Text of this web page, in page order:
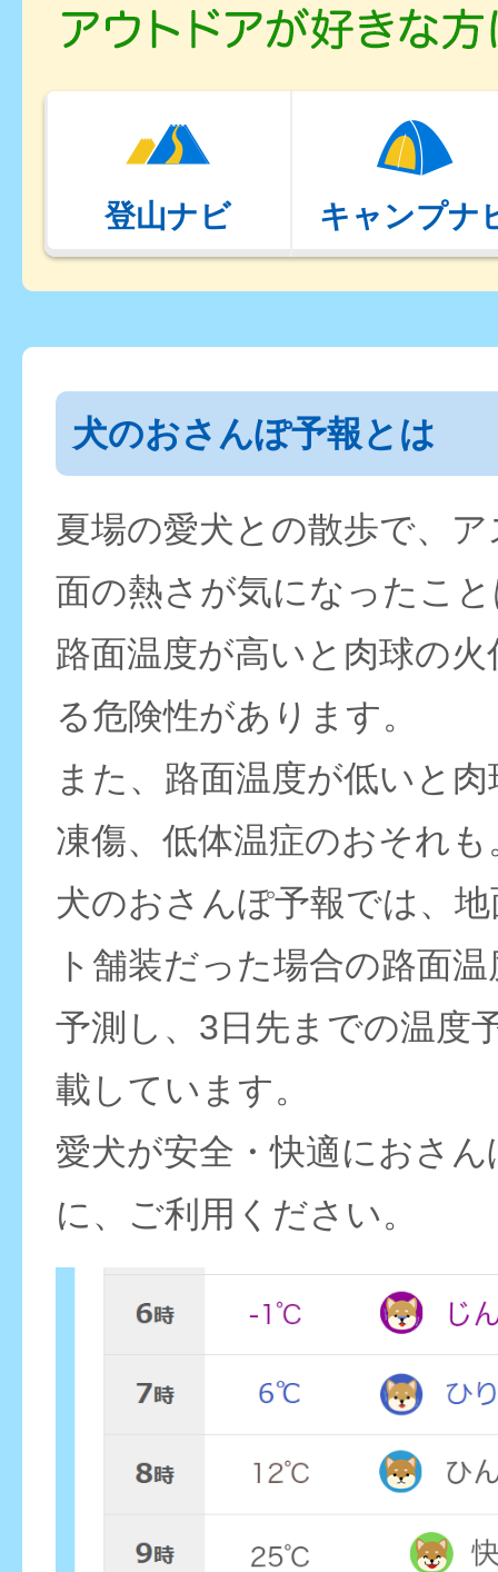
登山ナビ キャンプナ
犬のおさんぽ予報とは
夏場の愛犬との散歩で、
面の熱さが気になったこ
路面温度が高いと肉球の
る危険性があります。
また、路面温度が低いと
凍傷、低体温症のおそれも
犬のおさんぽ予報では、
ト舗装だった場合の路面
予測し、3日先までの温度
載しています。
愛犬が安全・快適におさ
に、ご利用ください。